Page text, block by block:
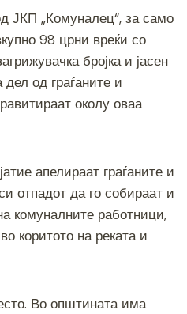
ЈКП „Комуналец“, за само
98 црни вреќи со
бројка и јасен
дел од граѓаните и
околу оваа
апелираат граѓаните и
отпадот да го собираат и
комуналните работници,
коритото на реката и
Во општината има